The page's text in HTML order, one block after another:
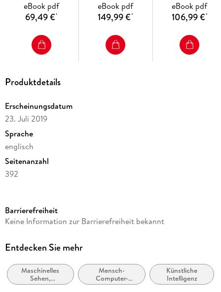
eBook pdf
69,49 €*
eBook pdf
149,99 €*
eBook pdf
106,99 €*
Produktdetails
Erscheinungsdatum
23. Juli 2019
Sprache
englisch
Seitenanzahl
392
Reihe
Herausgegeben von
Andreas Kerren, Ana Paula Cláudio, Francisco Imai, Manuela
Chessa, Paul Richard
Barrierefreiheit
Keine Information zur Barrierefreiheit bekannt
Entdecken Sie mehr
Maschinelles
Sehen,
Bildverstehen
Mensch-
Computer-
Interaktion
Künstliche
Intelligenz